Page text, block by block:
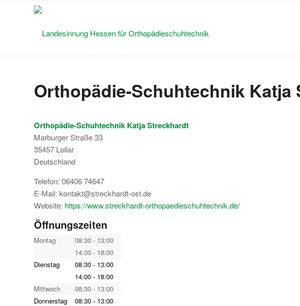
Orthopädie-Schuhtechnik Katja
Orthopädie-Schuhtechnik Katja Streckhardt
Marburger Straße 33
35457 Lollar
Deutschland
Telefon: 06406 74647
E-Mail: kontakt@streckhardt-ost.de
Website: https://www.streckhardt-orthopaedieschuhtechnik.de/
Öffnungszeiten
Montag
08:30 - 13:00
14:00 - 18:00
Dienstag
08:30 - 13:00
14:00 - 18:00
Mittwoch
08:30 - 13:00
Donnerstag
08:30 - 13:00